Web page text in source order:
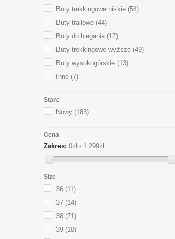
Buty trekkingowe niskie (54)
Buty trailowe (44)
Buty do biegania (17)
Buty trekkingowe wyższe (49)
Buty wysokogórskie (13)
Inne (7)
Stan:
Nowy (183)
Cena
Zakres: 0zł - 1 299zł
Size
36 (11)
37 (14)
38 (71)
39 (10)